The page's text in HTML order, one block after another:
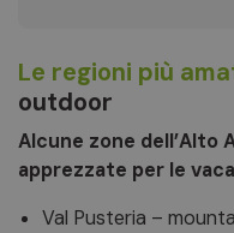
Le regioni più
outdoor
Alcune zone dell’Alto
apprezzate per le
Val Pusteria –